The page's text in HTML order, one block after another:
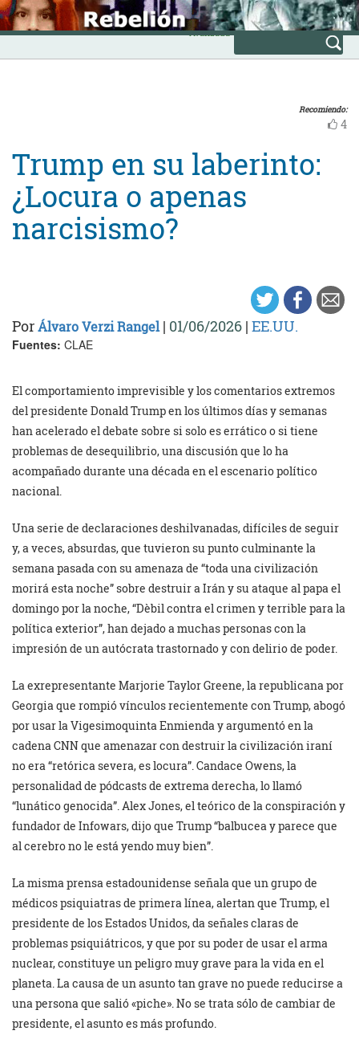
Skip
to
content
INICIO
Avanzada
Recomiendo:
4
Trump en su laberinto:
¿Locura o apenas
narcisismo?
PorÁlvaro Verzi Rangel| 01/06/2026 | EE.UU.
Fuentes: CLAE
El comportamiento imprevisible y los comentarios extremos
del presidente Donald Trump en los últimos días y semanas
han acelerado el debate sobre si solo es errático o si tiene
problemas de desequilibrio, una discusión que lo ha
acompañado durante una década en el escenario político
nacional.
Una serie de declaraciones deshilvanadas, difíciles de seguir
y, a veces, absurdas, que tuvieron su punto culminante la
semana pasada con su amenaza de “toda una civilización
morirá esta noche” sobre destruir a Irán y su ataque al papa el
domingo por la noche, “Dèbil contra el crimen y terrible para la
política exterior”, han dejado a muchas personas con la
impresión de un autócrata trastornado y con delirio de poder.
La exrepresentante Marjorie Taylor Greene, la republicana por
Georgia que rompió vínculos recientemente con Trump, abogó
por usar la Vigesimoquinta Enmienda y argumentó en la
cadena CNN que amenazar con destruir la civilización iraní
no era “retórica severa, es locura”. Candace Owens, la
personalidad de pódcasts de extrema derecha, lo llamó
“lunático genocida”. Alex Jones, el teórico de la conspiración y
fundador de Infowars, dijo que Trump “balbucea y parece que
al cerebro no le está yendo muy bien”.
La misma prensa estadounidense señala que un grupo de
médicos psiquiatras de primera línea, alertan que Trump, el
presidente de los Estados Unidos, da señales claras de
problemas psiquiátricos, y que por su poder de usar el arma
nuclear, constituye un peligro muy grave para la vida en el
planeta. La causa de un asunto tan grave no puede reducirse a
una persona que salió «piche». No se trata sólo de cambiar de
presidente, el asunto es más profundo.